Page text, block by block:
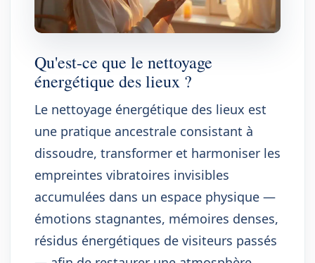
Qu'est-ce que le nettoyage
énergétique des lieux ?
Le nettoyage énergétique des lieux est
une pratique ancestrale consistant à
dissoudre, transformer et harmoniser les
empreintes vibratoires invisibles
accumulées dans un espace physique —
émotions stagnantes, mémoires denses,
résidus énergétiques de visiteurs passés